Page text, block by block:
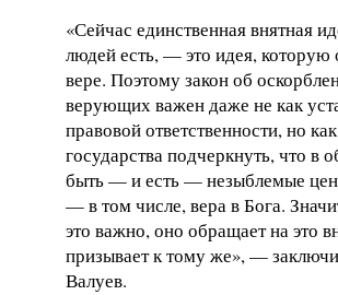
«Сейчас единственная внятная
людей есть, — это идея, которую
вере. Поэтому закон об
верующих важен даже не как
правовой ответственности, но
государства подчеркнуть, что в
быть — и есть — незыблемые
— в том числе, вера в Бога.
это важно, оно обращает на это
призывает к тому же», —
Валуев.